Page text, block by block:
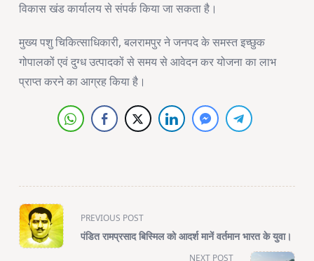
विकास खंड कार्यालय से संपर्क किया जा सकता है।
मुख्य पशु चिकित्साधिकारी, बलरामपुर ने जनपद के समस्त इच्छुक
गोपालकों एवं दुग्ध उत्पादकों से समय से आवेदन कर योजना का लाभ
प्राप्त करने का आग्रह किया है।
<span
class="nav-
subtitle
PREVIOUS POST
पंडित रामप्रसाद बिस्मिल को आदर्श मानें वर्तमान भारत के युवा।
NEXT POST